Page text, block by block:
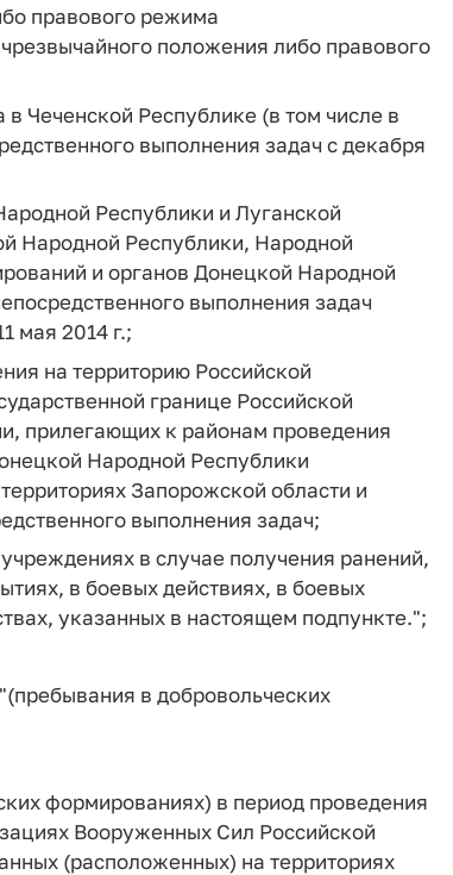
правового режима
положения либо правового
Чеченской Республике (в том числе в
выполнения задач с декабря
Республики и Луганской
Народной Республики, Народной
и органов Донецкой Народной
выполнения задач
мая 2014 г.;
на территорию Российской
границе Российской
прилегающих к районам проведения
Народной Республики
Запорожской области и
выполнения задач;
в случае получения ранений,
в боевых действиях, в боевых
указанных в настоящем подпункте.";
в добровольческих
формированиях) в период проведения
Вооруженных Сил Российской
(расположенных) на территориях